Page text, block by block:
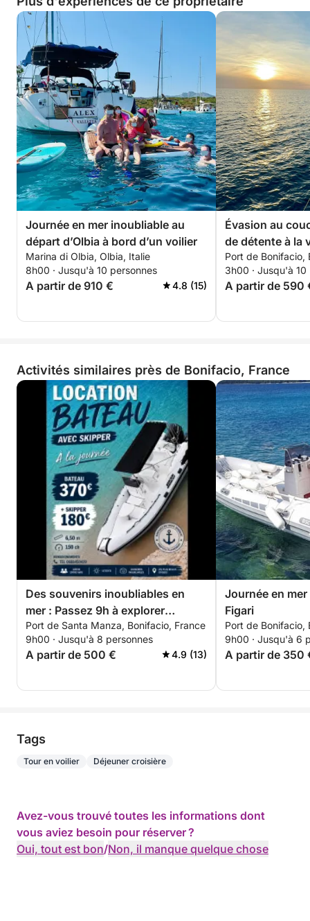
Une journée exclusive, loin de la foule, pour
découvrir les plus beaux paysages entre Corse et
Sardaigne dans un cadre élégant et convivial.
N’hésitez pas à nous contacter pour organiser votre
sortie sur-mesure.
Thomas & Juliette
Journée en mer inoubliable au
départ d’Olbia à bord d’un voilier
Marina di Olbia, Olbia, Italie
8h00 · Jusqu'à 10 personnes
A partir de 910 € 4.8 (15)
Évasion au
de détente à la
Bonifacio
Port de Bonifacio,
3h00 · Jusqu'à 10
A partir de 590
Activités similaires près de Bonifacio, France
Des souvenirs inoubliables en
mer : Passez 9h à explorer
Bonifacio
Port de Santa Manza, Bonifacio, France
9h00 · Jusqu'à 8 personnes
A partir de 500 € 4.9 (13)
Journée en
Figari
Port de Bonifacio,
9h00 · Jusqu'à 6
A partir de 350
Tags
Tour en voilier Déjeuner croisière
Avez-vous trouvé toutes les informations dont
vous aviez besoin pour réserver ?
Oui, tout est bon/Non, il manque quelque chose